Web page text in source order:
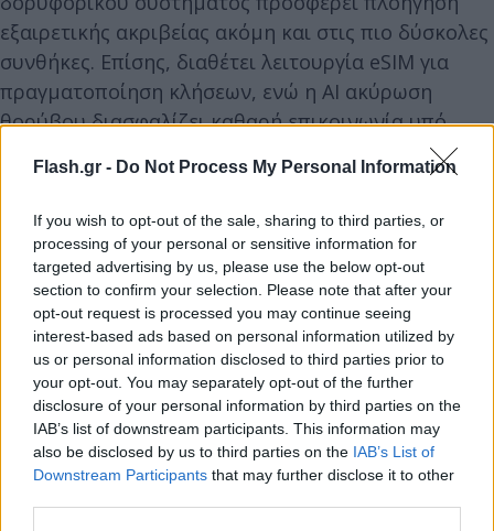
Flash.gr - Do Not Process My Personal Information
If you wish to opt-out of the sale, sharing to third parties, or
processing of your personal or sensitive information for
targeted advertising by us, please use the below opt-out
section to confirm your selection. Please note that after your
opt-out request is processed you may continue seeing
interest-based ads based on personal information utilized by
us or personal information disclosed to third parties prior to
your opt-out. You may separately opt-out of the further
disclosure of your personal information by third parties on the
IAB’s list of downstream participants. This information may
also be disclosed by us to third parties on the IAB’s List of
Downstream Participants that may further disclose it to other
εξαιρετικής ακριβείας ακόμη και στις πιο δύσκολες
συνθήκες. Επίσης, διαθέτει λειτουργία eSIM για
πραγματοποίηση κλήσεων, ενώ η AI ακύρωση
θορύβου διασφαλίζει καθαρή επικοινωνία υπό
οποιεσδήποτε συνθήκες. Πρόσθετες λειτουργίες
όπως ανίχνευση πτώσης (Fall Detection), SOS
έκτακτης ανάγκης και παρακολούθηση υψομέτρου
σχεδιάστηκαν για να παρέχουν επιπλέον ασφάλεια
στους τολμηρούς εξερευνητές.